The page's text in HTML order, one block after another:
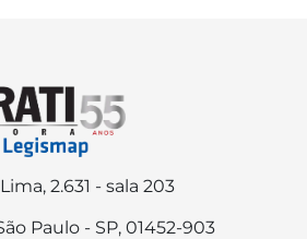
2.631 - sala 203
Paulo - SP, 01452-903